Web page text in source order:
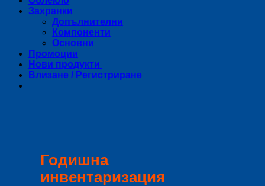
Захранки
Допълнителни
Компоненти
Основни
Промоции
Нови продукти
Влизане / Регистриране
Годишна
инвентаризация